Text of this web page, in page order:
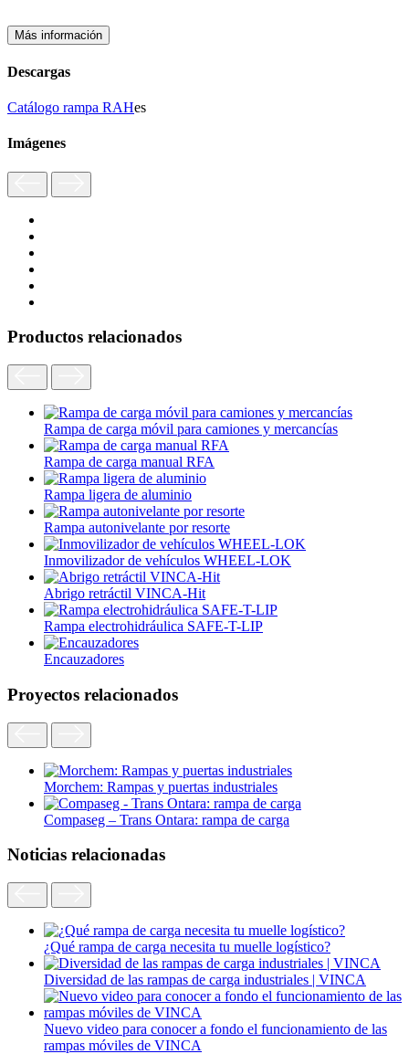
Más información
Descargas
Catálogo rampa RAHes
Imágenes
Productos relacionados
Rampa de carga móvil para camiones y mercancías
Rampa de carga manual RFA
Rampa ligera de aluminio
Rampa autonivelante por resorte
Inmovilizador de vehículos WHEEL-LOK
Abrigo retráctil VINCA-Hit
Rampa electrohidráulica SAFE-T-LIP
Encauzadores
Proyectos relacionados
Morchem: Rampas y puertas industriales
Compaseg – Trans Ontara: rampa de carga
Noticias relacionadas
¿Qué rampa de carga necesita tu muelle logístico?
Diversidad de las rampas de carga industriales | VINCA
Nuevo video para conocer a fondo el funcionamiento de las
rampas móviles de VINCA